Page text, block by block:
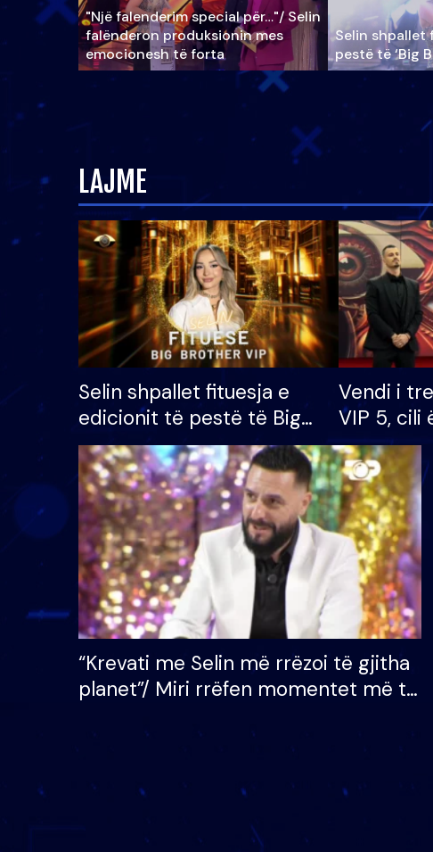
"Një falenderim special për…"/ Selin
falënderon produksionin mes
emocionesh të forta
Selin
pestë të ‘Big
LAJME
Selin shpallet fituesja e
edicionit të pestë të Big
Brother VIP, rrëmben
çmimin e madh prej 100
mijë eurosh
Vendi i
VIP 5, cili
radhës që
“Krevati me Selin më rrëzoi të gjitha
planet”/ Miri rrëfen momentet më të
mungojë zilja e mëngjesit kur…